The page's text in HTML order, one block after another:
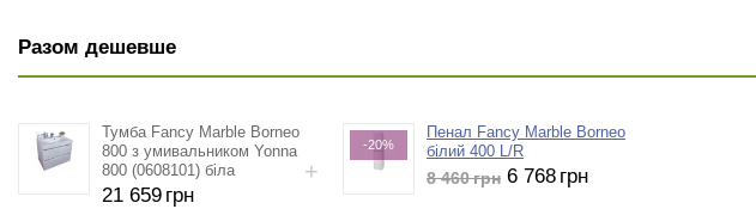
Разом дешевше
Тумба Fancy Marble Borneo
800 з умивальником Yonna
800 (0608101) біла
21 659 грн
-20%
Пенал Fancy Marble Borneo
білий 400 L/R
8 460грн 6 768 грн